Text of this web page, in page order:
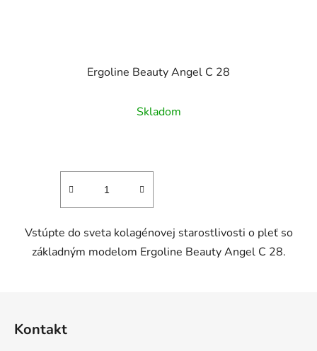
Ergoline Beauty Angel C 28
Skladom
Vstúpte do sveta kolagénovej starostlivosti o pleť so
základným modelom Ergoline Beauty Angel C 28.
Kontakt